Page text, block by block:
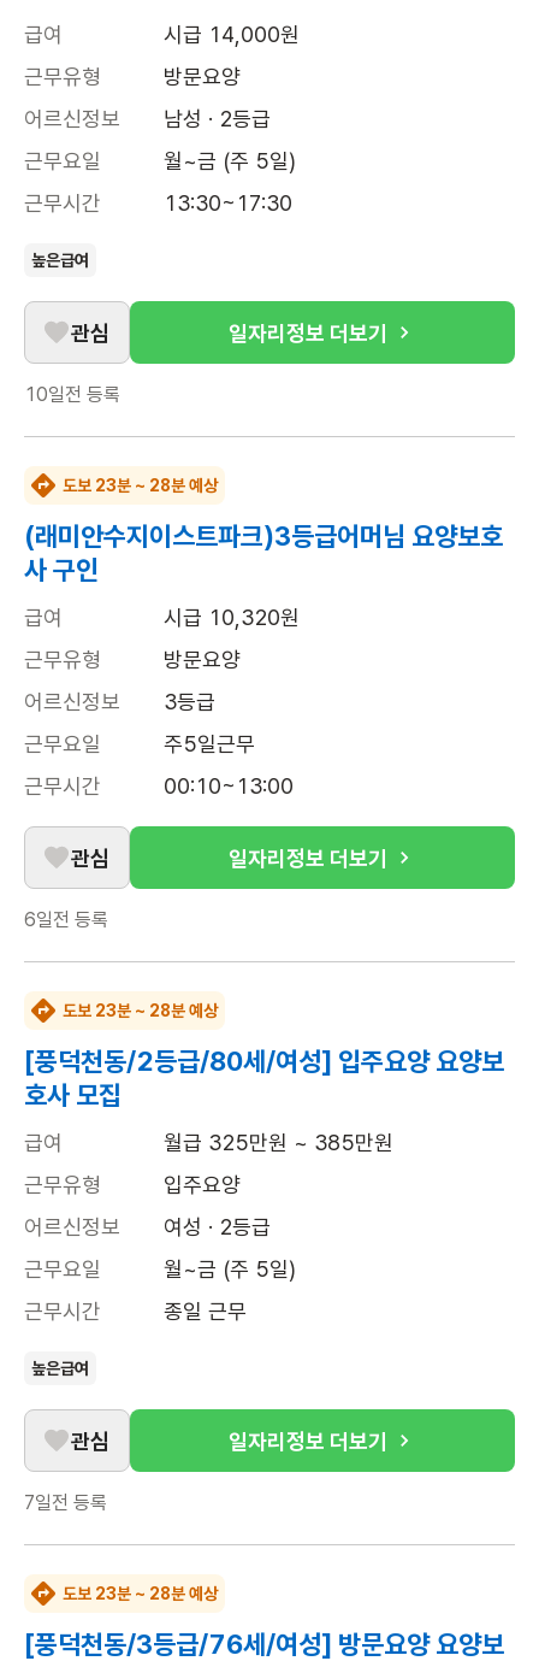
급여
시급 14,000원
근무유형
방문요양
어르신정보
남성 · 2등급
근무요일
월~금 (주 5일)
근무시간
13:30~17:30
높은급여
관심 일자리정보 더보기
10일전 등록
도보 23분 ~ 28분 예상
(래미안수지이스트파크)3등급어머님 요양보호
사 구인
급여
시급 10,320원
근무유형
방문요양
어르신정보
3등급
근무요일
주5일근무
근무시간
00:10~13:00
관심 일자리정보 더보기
6일전 등록
도보 23분 ~ 28분 예상
[풍덕천동/2등급/80세/여성] 입주요양 요양보
호사 모집
급여
월급 325만원 ~ 385만원
근무유형
입주요양
어르신정보
여성 · 2등급
근무요일
월~금 (주 5일)
근무시간
종일 근무
높은급여
관심 일자리정보 더보기
7일전 등록
도보 23분 ~ 28분 예상
[풍덕천동/3등급/76세/여성] 방문요양 요양보